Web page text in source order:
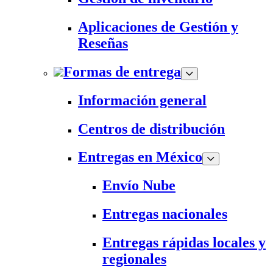
Aplicaciones de Gestión y
Reseñas
Formas de entrega
Información general
Centros de distribución
Entregas en México
Envío Nube
Entregas nacionales
Entregas rápidas locales y
regionales